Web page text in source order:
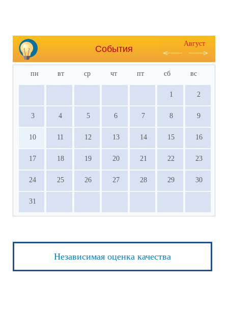
События
Август
пн вт ср чт пт сб вс
1 2
3 4 5 6 7 8 9
10 11 12 13 14 15 16
17 18 19 20 21 22 23
24 25 26 27 28 29 30
31
Независимая оценка качества